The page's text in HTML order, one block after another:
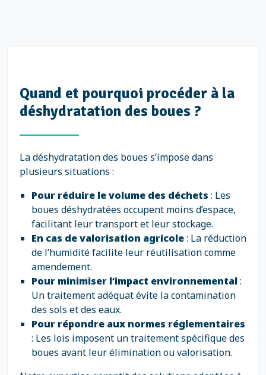
Quand et pourquoi procéder à la
déshydratation des boues ?
La déshydratation des boues s’impose dans
plusieurs situations :
Pour réduire le volume des déchets : Les
boues déshydratées occupent moins d’espace,
facilitant leur transport et leur stockage.
En cas de valorisation agricole: La réduction
de l’humidité facilite leur réutilisation comme
amendement.
Pour minimiser l’impact environnemental:
Un traitement adéquat évite la contamination
des sols et des eaux.
Pour répondre aux normes réglementaires
: Les lois imposent un traitement spécifique des
boues avant leur élimination ou valorisation.